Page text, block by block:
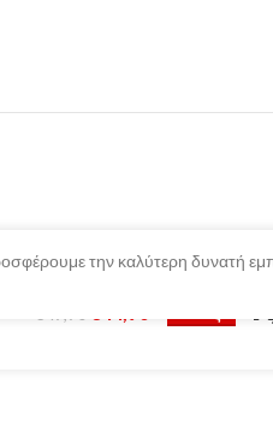
την καλύτερη δυνατή